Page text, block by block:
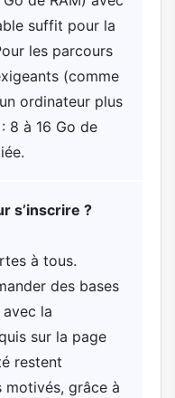
suffit pour la
les parcours
(comme
ordinateur plus
8 à 16 Go de
s’inscrire ?
à tous.
des bases
la
sur la page
restent
motivés, grâce à